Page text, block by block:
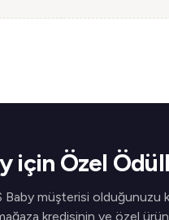
için Özel
müşterisi olduğunuzu
kredisinin ve özel